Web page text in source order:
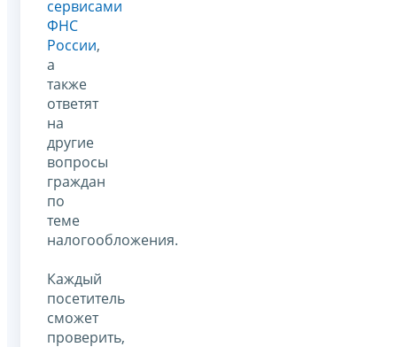
сервисами
ФНС
России,
а
также
ответят
на
другие
вопросы
граждан
по
теме
налогообложения.
Каждый
посетитель
сможет
проверить,